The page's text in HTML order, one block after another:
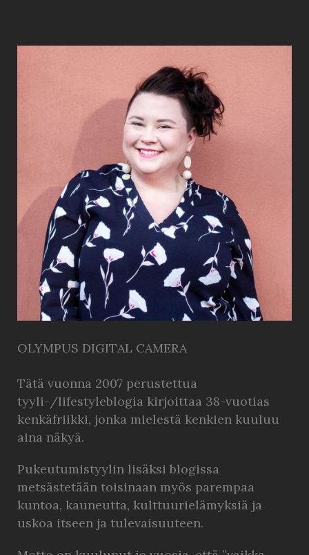
OLYMPUS DIGITAL CAMERA
Tätä vuonna 2007 perustettua
tyyli-/lifestyleblogia kirjoittaa 38-vuotias
kenkäfriikki, jonka mielestä kenkien kuuluu
aina näkyä.
Pukeutumistyylin lisäksi blogissa
metsästetään toisinaan myös parempaa
kuntoa, kauneutta, kulttuurielämyksiä ja
uskoa itseen ja tulevaisuuteen.